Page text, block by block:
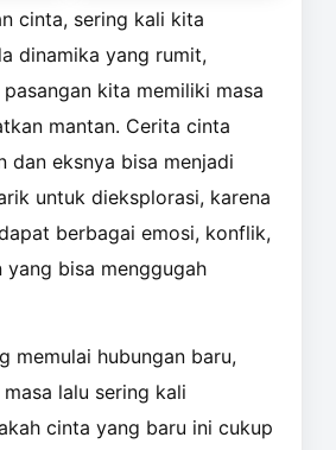
cinta, sering kali kita
dinamika yang rumit,
kita memiliki masa
mantan. Cerita cinta
dan eksnya bisa menjadi
untuk dieksplorasi, karena
berbagai emosi, konflik,
yang bisa menggugah
memulai hubungan baru,
lalu sering kali
cinta yang baru ini cukup